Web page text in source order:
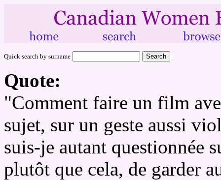
Quick search by surname
Quote:
"Comment faire un film
sujet, sur un geste aussi
suis-je autant questionnée
plutôt que cela, de garder